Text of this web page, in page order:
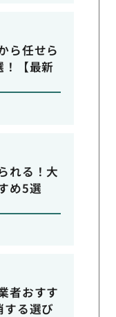
ら任せら
！【最新
れる！大
め5選
者おすす
する選び